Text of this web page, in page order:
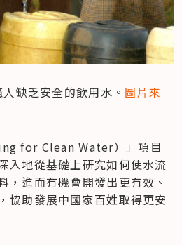
缺乏安全的飲用水。 圖片來
for Clean Water）」項目
入地從基礎上研究如何使水流
，進而有機會開發出更有效、
協助發展中國家百姓取得更安